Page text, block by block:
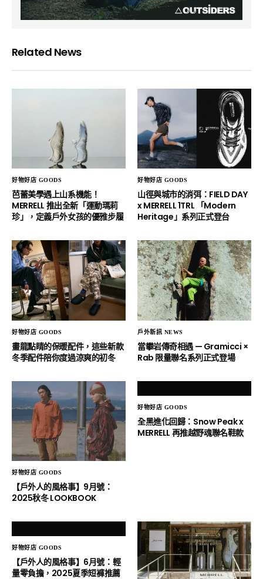
Related News
好物好店 GOODS
芭蕾美學遇上山系機能！
MERRELL 推出全新「運動瑪莉
珍」，定義戶外女孩的優雅步履
好物好店 GOODS
山徑與城市的消弭：FIELD DAY
x MERRELL 1TRL 「Modern
Heritage」系列正式登台
好物好店 GOODS
畫龍點睛的保暖配件，這些新款
冬季配件陪你度過涼爽的初冬
戶外新訊 NEWS
當攀岩傳奇相遇 — Gramicci ×
Rab 限量聯名系列正式登場
好物好店 GOODS
【戶外人的風格事】9月號：
2025秋冬 LOOKBOOK
好物好店 GOODS
全黑進化回歸：Snow Peak x
MERRELL 再推越野魂聯名鞋款
好物好店 GOODS
【戶外人的風格事】6月號：輕
量零負擔，2025夏季短褲推薦